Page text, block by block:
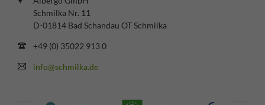
Schmilka Nr. 11
D-01814 Bad Schandau OT Schmilka
+49 (0) 35022 913 0
info@schmilka.de